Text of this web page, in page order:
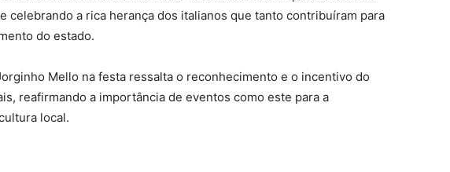
celebrando a rica herança dos italianos que tanto contribuíram para
do estado.
Mello na festa ressalta o reconhecimento e o incentivo do
reafirmando a importância de eventos como este para a
local.